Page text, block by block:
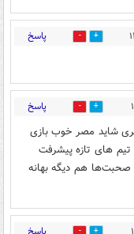
0 پاسخ
0 پاسخ
شاید مصر خوب بازی
های تازه پیشرفت
صحبت‌ها هم دیگه بهانه